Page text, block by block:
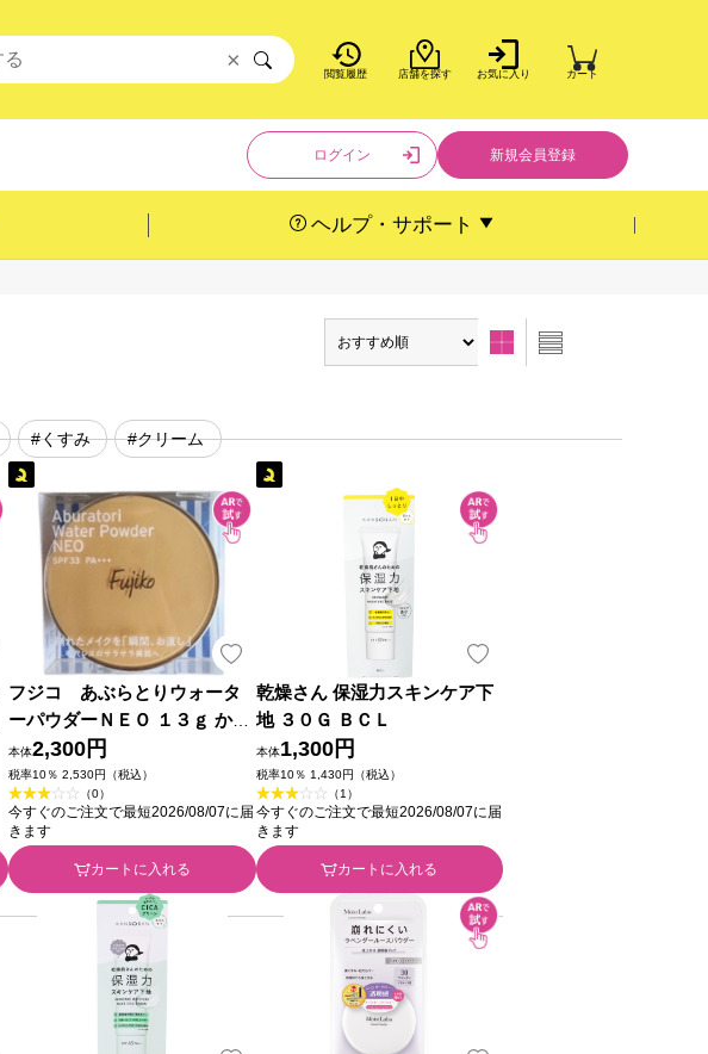
閲覧履歴 店舗を探す お気に入り カート
×
ログイン 新規会員登録
ヘルプ・サポート
#くすみ #クリーム
フジコ あぶらとりウォータ
ーパウダーＮＥＯ １３ｇ かな
らぼ
本体2,300円
税率10％ 2,530円（税込）
（0）
今すぐのご注文で最短2026/08/07に届
きます
カートに入れる
乾燥さん 保湿力スキンケア下
地 ３０Ｇ ＢＣＬ
本体1,300円
税率10％ 1,430円（税込）
（1）
今すぐのご注文で最短2026/08/07に届
きます
カートに入れる